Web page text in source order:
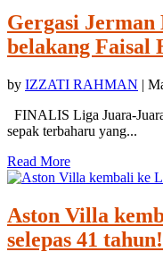
Gergasi Jerman
belakang Faisal
by IZZATI RAHMAN |
FINALIS Liga Juara-
sepak terbaharu yang...
Read More
Aston Villa
selepas 41 tahun!